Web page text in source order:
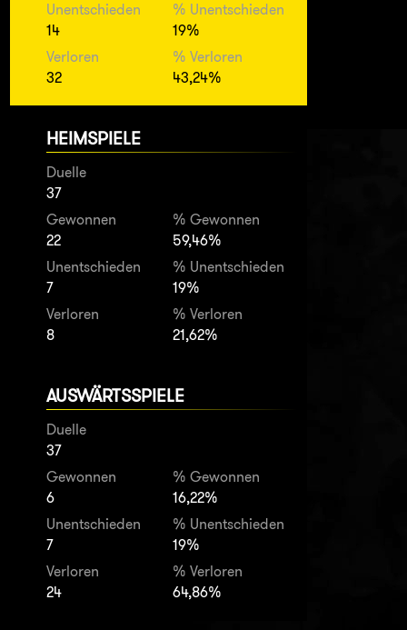
Unentschieden
14
% Unentschieden
19%
Verloren
32
% Verloren
43,24%
HEIMSPIELE
Duelle
37
Gewonnen
22
% Gewonnen
59,46%
Unentschieden
7
% Unentschieden
19%
Verloren
8
% Verloren
21,62%
AUSWÄRTSSPIELE
Duelle
37
Gewonnen
6
% Gewonnen
16,22%
Unentschieden
7
% Unentschieden
19%
Verloren
24
% Verloren
64,86%